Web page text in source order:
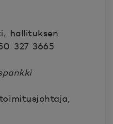
hallituksen
327 3665